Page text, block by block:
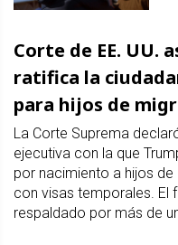
Corte de EE. UU.
ratifica la
para hijos de
La Corte Suprema
ejecutiva con la que
por nacimiento a hijos
con visas temporales. El
respaldado por más de